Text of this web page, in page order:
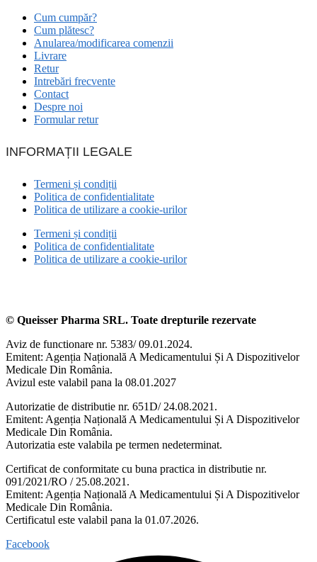
Cum cumpăr?
Cum plătesc?
Anularea/modificarea comenzii
Livrare
Retur
Intrebări frecvente
Contact
Despre noi
Formular retur
INFORMAȚII LEGALE
Termeni și condiții
Politica de confidentialitate
Politica de utilizare a cookie-urilor
Termeni și condiții
Politica de confidentialitate
Politica de utilizare a cookie-urilor
© Queisser Pharma SRL. Toate drepturile rezervate
Aviz de functionare nr. 5383/ 09.01.2024.
Emitent: Agenția Națională A Medicamentului Și A Dispozitivelor
Medicale Din România.
Avizul este valabil pana la 08.01.2027
Autorizatie de distributie nr. 651D/ 24.08.2021.
Emitent: Agenția Națională A Medicamentului Și A Dispozitivelor
Medicale Din România.
Autorizatia este valabila pe termen nedeterminat.
Certificat de conformitate cu buna practica in distributie nr.
091/2021/RO / 25.08.2021.
Emitent: Agenția Națională A Medicamentului Și A Dispozitivelor
Medicale Din România.
Certificatul este valabil pana la 01.07.2026.
Facebook